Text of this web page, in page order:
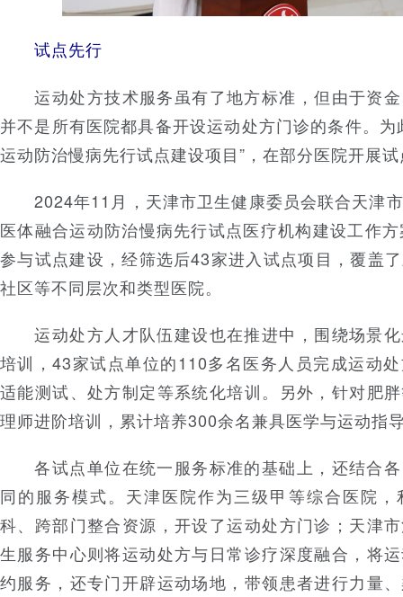
试点先行
运动处方技术服务虽有了地方标准，但由于资金
并不是所有医院都具备开设运动处方门诊的条件。
运动防治慢病先行试点建设项目”，在部分医院开展
2024年11月，天津市卫生健康委员会联合天津
医体融合运动防治慢病先行试点医疗机构建设工作
参与试点建设，经筛选后43家进入试点项目，覆盖
社区等不同层次和类型医院。
运动处方人才队伍建设也在推进中，围绕场景化
培训，43家试点单位的110多名医务人员完成运动
适能测试、处方制定等系统化培训。另外，针对肥
理师进阶培训，累计培养300余名兼具医学与运动指
各试点单位在统一服务标准的基础上，还结合各
同的服务模式。天津医院作为三级甲等综合医院
科、跨部门整合资源，开设了运动处方门诊；天津
生服务中心则将运动处方与日常诊疗深度融合，将
约服务，还专门开辟运动场地，带领患者进行力量